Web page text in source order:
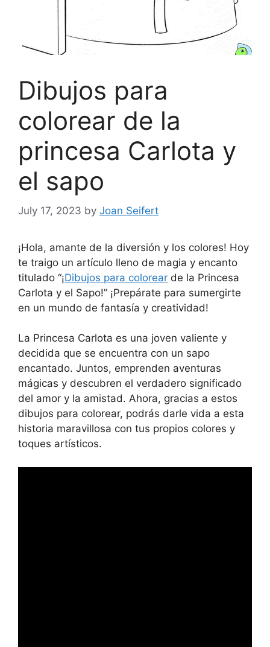
Dibujos para
colorear de la
princesa Carlota y
el sapo
July 17, 2023 by Joan Seifert
¡Hola, amante de la diversión y los colores! Hoy
te traigo un artículo lleno de magia y encanto
titulado “¡Dibujos para colorear de la Princesa
Carlota y el Sapo!” ¡Prepárate para sumergirte
en un mundo de fantasía y creatividad!
La Princesa Carlota es una joven valiente y
decidida que se encuentra con un sapo
encantado. Juntos, emprenden aventuras
mágicas y descubren el verdadero significado
del amor y la amistad. Ahora, gracias a estos
dibujos para colorear, podrás darle vida a esta
historia maravillosa con tus propios colores y
toques artísticos.